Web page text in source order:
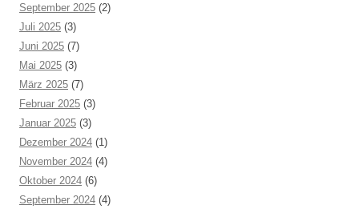
September 2025 (2)
Juli 2025 (3)
Juni 2025 (7)
Mai 2025 (3)
März 2025 (7)
Februar 2025 (3)
Januar 2025 (3)
Dezember 2024 (1)
November 2024 (4)
Oktober 2024 (6)
September 2024 (4)